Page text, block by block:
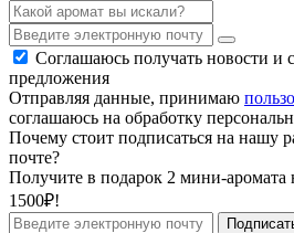
Соглашаюсь получать новости и
предложения
Отправляя данные, принимаю
соглашаюсь на обработку
Почему стоит подписаться на нашу
почте?
Получите в подарок 2 мини-аромата
1500₽!